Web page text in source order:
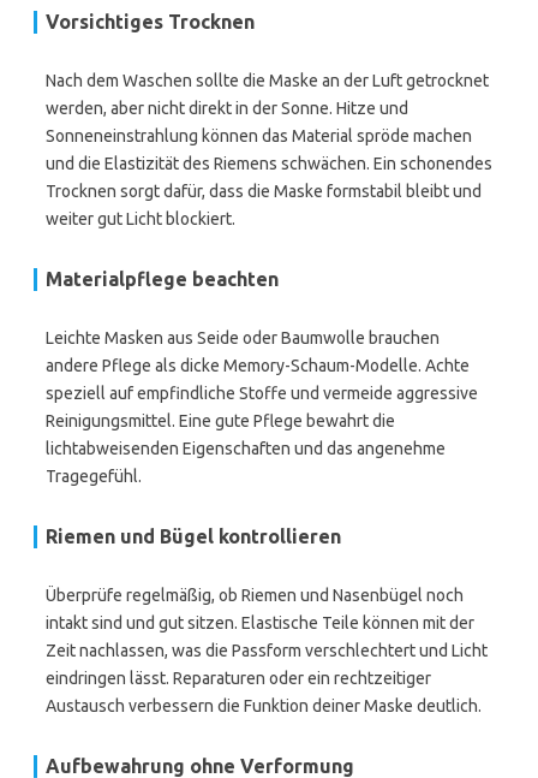
Vorsichtiges Trocknen
Nach dem Waschen sollte die Maske an der Luft getrocknet
werden, aber nicht direkt in der Sonne. Hitze und
Sonneneinstrahlung können das Material spröde machen
und die Elastizität des Riemens schwächen. Ein schonendes
Trocknen sorgt dafür, dass die Maske formstabil bleibt und
weiter gut Licht blockiert.
Materialpflege beachten
Leichte Masken aus Seide oder Baumwolle brauchen
andere Pflege als dicke Memory-Schaum-Modelle. Achte
speziell auf empfindliche Stoffe und vermeide aggressive
Reinigungsmittel. Eine gute Pflege bewahrt die
lichtabweisenden Eigenschaften und das angenehme
Tragegefühl.
Riemen und Bügel kontrollieren
Überprüfe regelmäßig, ob Riemen und Nasenbügel noch
intakt sind und gut sitzen. Elastische Teile können mit der
Zeit nachlassen, was die Passform verschlechtert und Licht
eindringen lässt. Reparaturen oder ein rechtzeitiger
Austausch verbessern die Funktion deiner Maske deutlich.
Aufbewahrung ohne Verformung